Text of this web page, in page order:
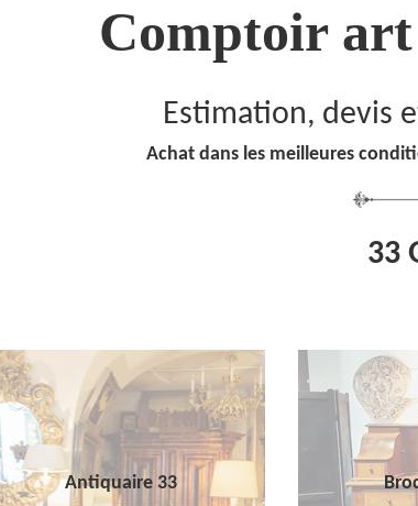
Comptoir
Estimation, devis
Achat dans les meilleures
33
Antiquaire 33